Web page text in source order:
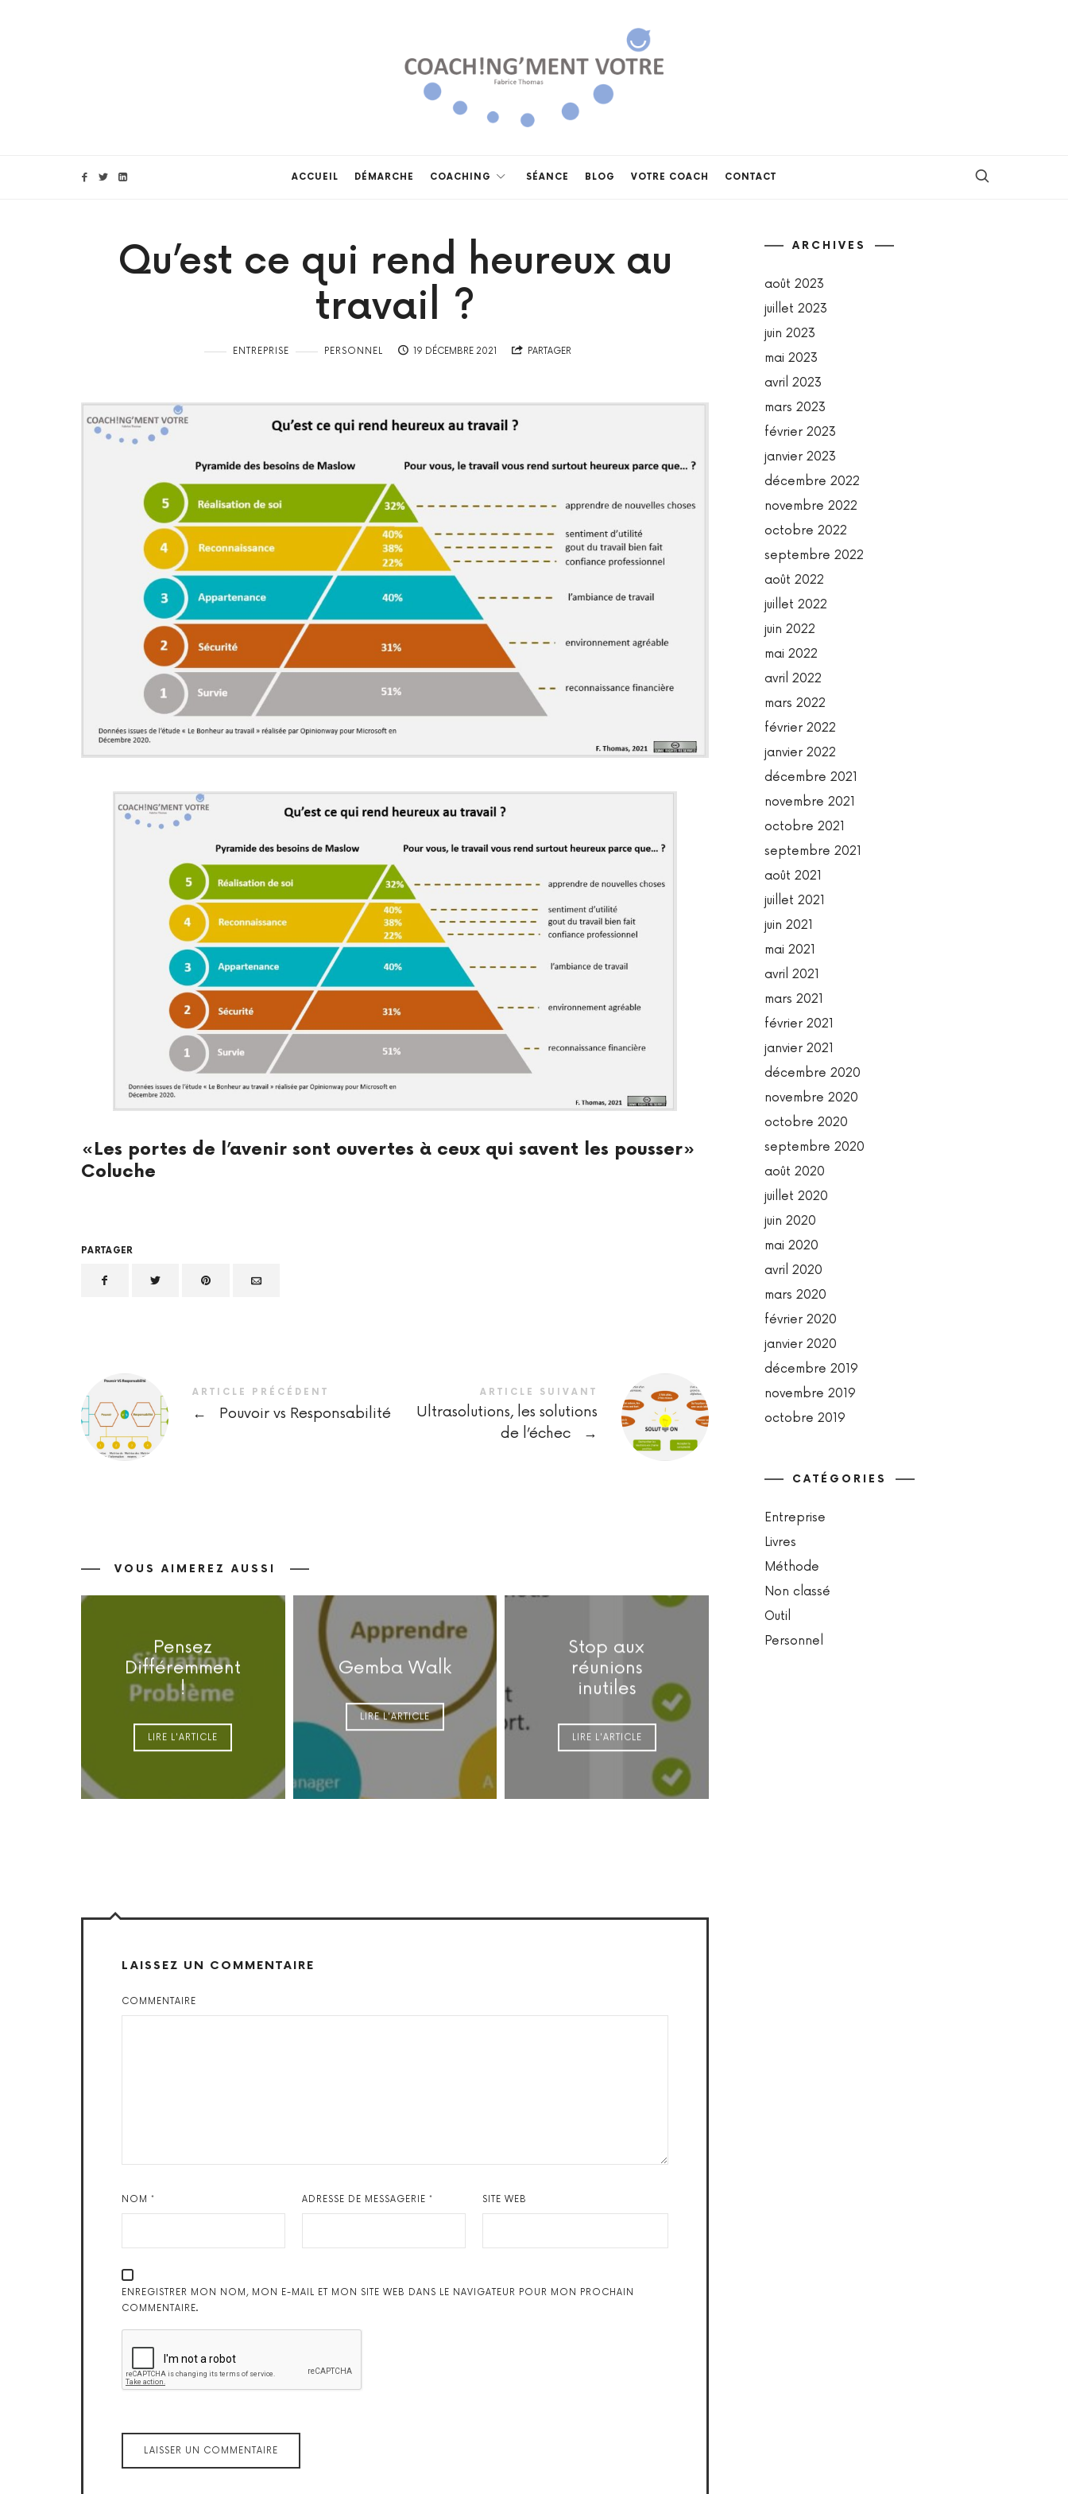
Coach!ng'ment
vôtre
ACCUEIL DÉMARCHE COACHING SÉANCE BLOG VOTRE COACH CONTACT
Qu’est ce qui rend heureux au
travail ?
ENTREPRISE PERSONNEL 19 DÉCEMBRE 2021 PARTAGER
«Les portes de l’avenir sont ouvertes à ceux qui savent les pousser»
Coluche
PARTAGER
ARTICLE PRÉCÉDENT
← Pouvoir vs Responsabilité
ARTICLE SUIVANT
Ultrasolutions, les solutions
de l’échec
→
VOUS AIMEREZ AUSSI
Pensez
Différemment
!
LIRE L'ARTICLE
Gemba Walk
LIRE L'ARTICLE
Stop aux
réunions
inutiles
LIRE L'ARTICLE
LAISSEZ UN COMMENTAIRE
COMMENTAIRE
NOM * ADRESSE DE MESSAGERIE* SITE WEB
ENREGISTRER MON NOM, MON E-MAIL ET MON SITE WEB DANS LE NAVIGATEUR POUR MON PROCHAIN
COMMENTAIRE.
ARCHIVES
août 2023
juillet 2023
juin 2023
mai 2023
avril 2023
mars 2023
février 2023
janvier 2023
décembre 2022
novembre 2022
octobre 2022
septembre 2022
août 2022
juillet 2022
juin 2022
mai 2022
avril 2022
mars 2022
février 2022
janvier 2022
décembre 2021
novembre 2021
octobre 2021
septembre 2021
août 2021
juillet 2021
juin 2021
mai 2021
avril 2021
mars 2021
février 2021
janvier 2021
décembre 2020
novembre 2020
octobre 2020
septembre 2020
août 2020
juillet 2020
juin 2020
mai 2020
avril 2020
mars 2020
février 2020
janvier 2020
décembre 2019
novembre 2019
octobre 2019
CATÉGORIES
Entreprise
Livres
Méthode
Non classé
Outil
Personnel